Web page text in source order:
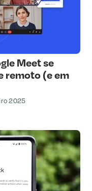
Meet se
remoto (e em
2025